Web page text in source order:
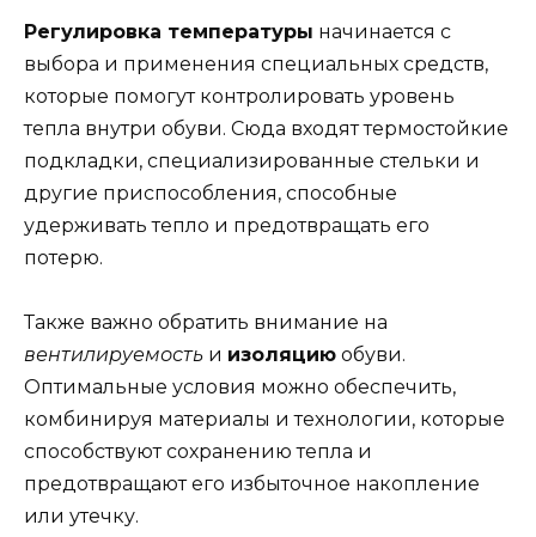
Регулировка температуры начинается с
выбора и применения специальных средств,
которые помогут контролировать уровень
тепла внутри обуви. Сюда входят термостойкие
подкладки, специализированные стельки и
другие приспособления, способные
удерживать тепло и предотвращать его
потерю.
Также важно обратить внимание на
вентилируемость и изоляцию обуви.
Оптимальные условия можно обеспечить,
комбинируя материалы и технологии, которые
способствуют сохранению тепла и
предотвращают его избыточное накопление
или утечку.